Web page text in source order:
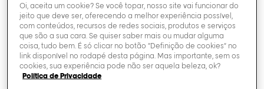
Serie Expert
[Absolut Repair]
Máscara Dourada
Oi, aceita um cookie? Se você topar, nosso site vai funcionar do
jeito que deve ser, oferecendo a melhor experiência possível,
com conteúdos, recursos de redes sociais, produtos e serviços
que são a sua cara. Se quiser saber mais ou mudar alguma
coisa, tudo bem. É só clicar no botão “Definição de cookies” no
link disponível no rodapé desta página. Mas importante, sem os
cookies, sua experiência pode não ser aquela beleza, ok?
Política de Privacidade